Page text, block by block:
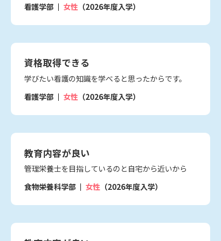
看護学部
女性 （2026年度入学）
資格取得できる
学びたい看護の知識を学べると思ったからです。
看護学部
女性 （2026年度入学）
教育内容が良い
管理栄養士を目指しているのと自宅から近いから
食物栄養科学部
女性 （2026年度入学）